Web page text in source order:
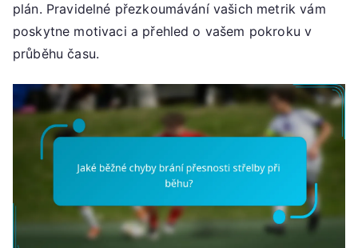
plán. Pravidelné přezkoumávání vašich metrik vám
poskytne motivaci a přehled o vašem pokroku v
průběhu času.